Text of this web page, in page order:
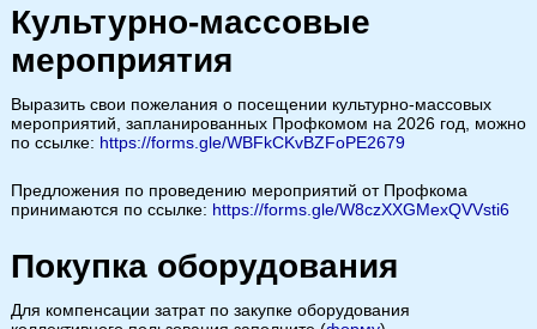
Культурно-массовые
мероприятия
Выразить свои пожелания о посещении культурно-массовых
мероприятий, запланированных Профкомом на 2026 год, можно
по ссылке: https://forms.gle/WBFkCKvBZFoPE2679
Предложения по проведению мероприятий от Профкома
принимаются по ссылке: https://forms.gle/W8czXXGMexQVVsti6
Покупка оборудования
Для компенсации затрат по закупке оборудования